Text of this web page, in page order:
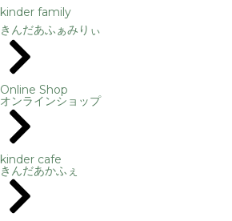
kinder family
きんだあふぁみりぃ
Online Shop
オンラインショップ
kinder cafe
きんだあかふぇ